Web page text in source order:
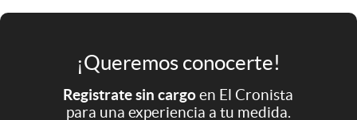
El Cronista Studio
Argentina
¡Queremos conocerte!
Registrate sin cargoen El Cronista
para una experiencia a tu medida.